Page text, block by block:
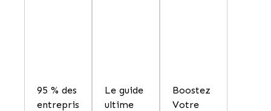
95 % des
entrepris
Le guide
ultime
Boostez
Votre